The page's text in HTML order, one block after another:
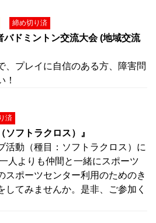
締め切り済
バドミントン交流大会 (地域交流
、プレイに自信のある方、障害問
！
済
ソフトラクロス）』
活動（種目：ソフトラクロス）に
人よりも仲間と一緒にスポーツ
スポーツセンター利用のためのき
してみませんか。是非、ご参加く